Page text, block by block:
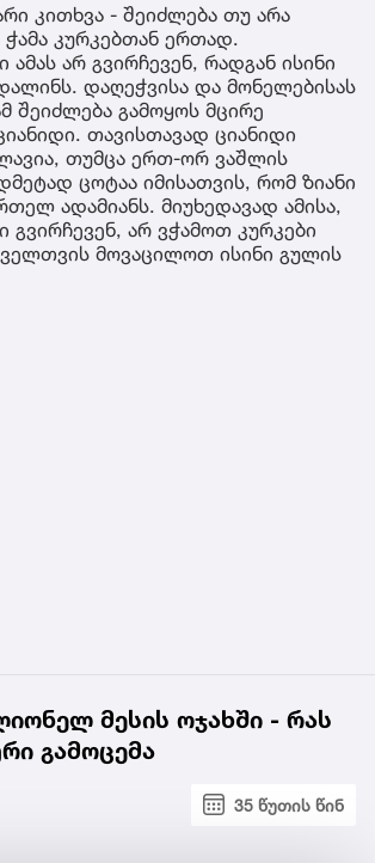
კითხვა - შეიძლება თუ არა
კურკებთან ერთად.
ამას არ გვირჩევენ, რადგან ისინი
დაღეჭვისა და მონელებისას
შეიძლება გამოყოს მცირე
თავისთავად ციანიდი
თუმცა ერთ-ორ ვაშლის
ცოტაა იმისათვის, რომ ზიანი
ადამიანს. მიუხედავად ამისა,
გვირჩევენ, არ ვჭამოთ კურკები
მოვაცილოთ ისინი გულის
მესის ოჯახში - რას
გამოცემა
35 წუთის წინ